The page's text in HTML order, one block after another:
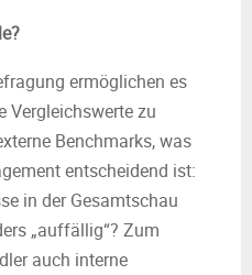
ermöglichen es
Vergleichswerte zu
Benchmarks, was
entscheidend ist:
in der Gesamtschau
„auffällig“? Zum
auch interne